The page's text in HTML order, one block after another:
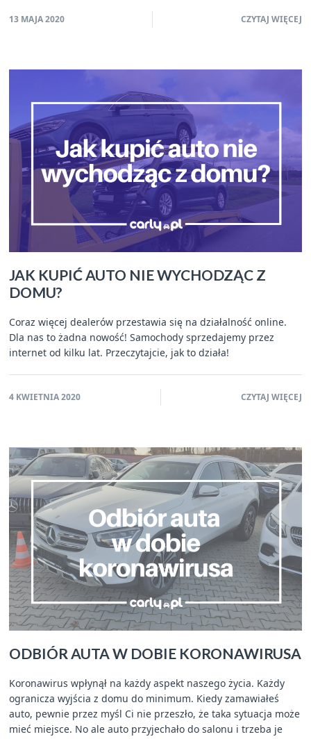
13 MAJA 2020 CZYTAJ WIĘCEJ
JAK KUPIĆ AUTO NIE WYCHODZĄC Z
DOMU?
Coraz więcej dealerów przestawia się na działalność online.
Dla nas to żadna nowość! Samochody sprzedajemy przez
internet od kilku lat. Przeczytajcie, jak to działa!
4 KWIETNIA 2020 CZYTAJ WIĘCEJ
ODBIÓR AUTA W DOBIE KORONAWIRUSA
Koronawirus wpłynął na każdy aspekt naszego życia. Każdy
ogranicza wyjścia z domu do minimum. Kiedy zamawiałeś
auto, pewnie przez myśl Ci nie przeszło, że taka sytuacja może
mieć miejsce. No ale auto przyjechało do salonu i trzeba je